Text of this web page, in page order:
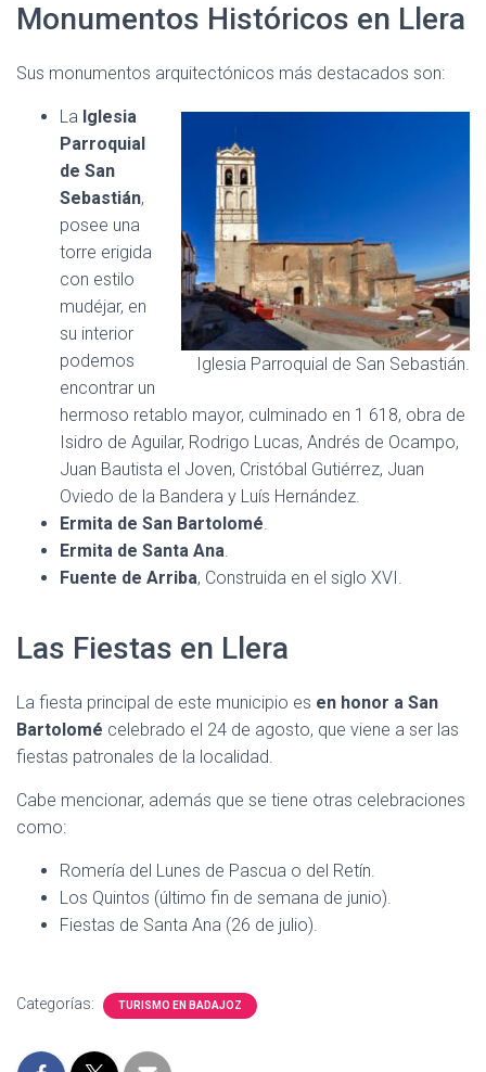
Monumentos Históricos en Llera
Sus monumentos arquitectónicos más destacados son:
Iglesia Parroquial de San Sebastián.
La Iglesia
Parroquial
de San
Sebastián,
posee una
torre erigida
con estilo
mudéjar, en
su interior
podemos
encontrar un
hermoso retablo mayor, culminado en 1 618, obra de
Isidro de Aguilar, Rodrigo Lucas, Andrés de Ocampo,
Juan Bautista el Joven, Cristóbal Gutiérrez, Juan
Oviedo de la Bandera y Luís Hernández.
Ermita de San Bartolomé.
Ermita de Santa Ana.
Fuente de Arriba, Construida en el siglo XVI.
Las Fiestas en Llera
La fiesta principal de este municipio es en honor a San
Bartolomé celebrado el 24 de agosto, que viene a ser las
fiestas patronales de la localidad.
Cabe mencionar, además que se tiene otras celebraciones
como:
Romería del Lunes de Pascua o del Retín.
Los Quintos (último fin de semana de junio).
Fiestas de Santa Ana (26 de julio).
Categorías: TURISMO EN BADAJOZ